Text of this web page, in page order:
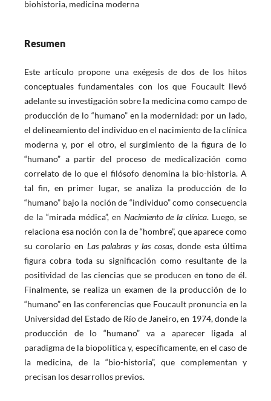
biohistoria, medicina moderna
Resumen
Este artículo propone una exégesis de dos de los hitos
conceptuales fundamentales con los que Foucault llevó
adelante su investigación sobre la medicina como campo de
producción de lo “humano” en la modernidad: por un lado,
el delineamiento del individuo en el nacimiento de la clínica
moderna y, por el otro, el surgimiento de la figura de lo
“humano” a partir del proceso de medicalización como
correlato de lo que el filósofo denomina la bio-historia. A
tal fin, en primer lugar, se analiza la producción de lo
“humano” bajo la noción de “individuo” como consecuencia
de la “mirada médica”, en Nacimiento de la clínica. Luego, se
relaciona esa noción con la de “hombre”, que aparece como
su corolario en Las palabras y las cosas, donde esta última
figura cobra toda su significación como resultante de la
positividad de las ciencias que se producen en tono de él.
Finalmente, se realiza un examen de la producción de lo
“humano” en las conferencias que Foucault pronuncia en la
Universidad del Estado de Río de Janeiro, en 1974, donde la
producción de lo “humano” va a aparecer ligada al
paradigma de la biopolítica y, específicamente, en el caso de
la medicina, de la “bio-historia”, que complementan y
precisan los desarrollos previos.